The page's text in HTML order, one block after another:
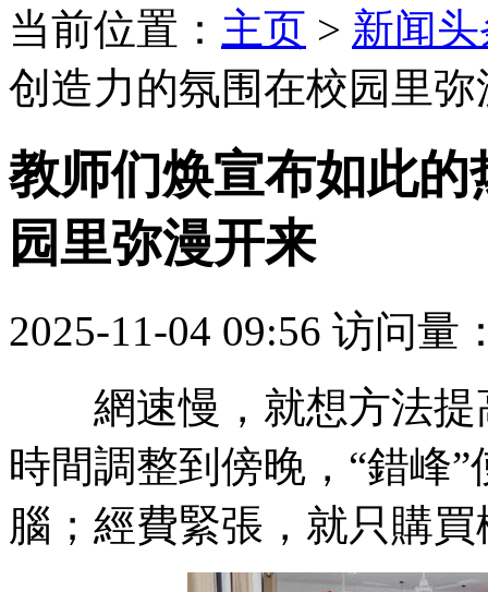
当前位置： 主页 > 新闻
创造力的氛围在校园里弥
教师们焕宣布如此
园里弥漫开来
2025-11-04 09:56 访问量
網速慢，就想方法提
時間調整到傍晚，“錯峰
腦；經費緊張，就只購